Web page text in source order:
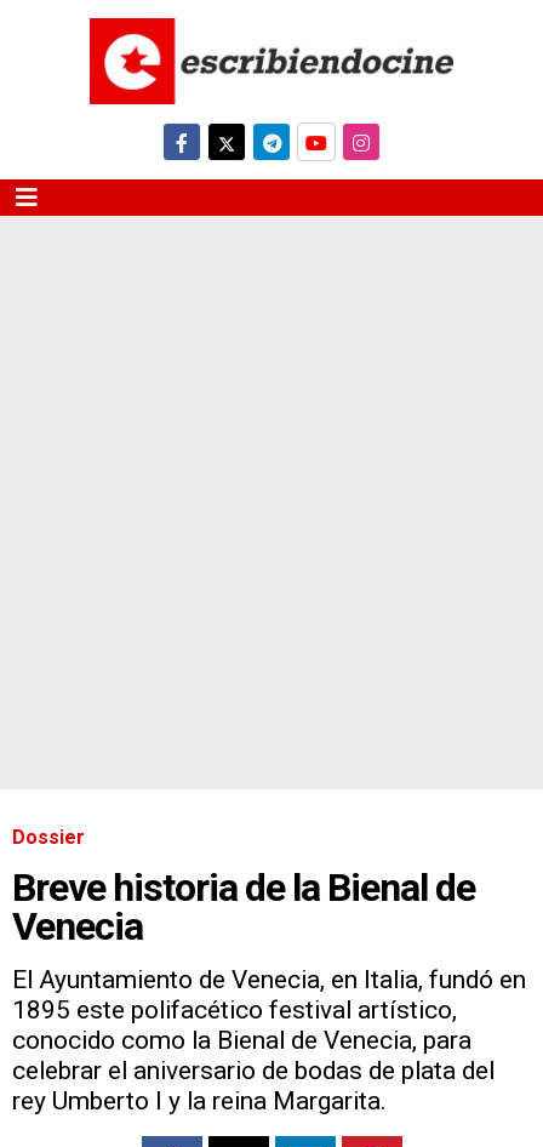
Dossier
Breve historia de la Bienal de
Venecia
El Ayuntamiento de Venecia, en Italia, fundó en
1895 este polifacético festival artístico,
conocido como la Bienal de Venecia, para
celebrar el aniversario de bodas de plata del
rey Umberto I y la reina Margarita.